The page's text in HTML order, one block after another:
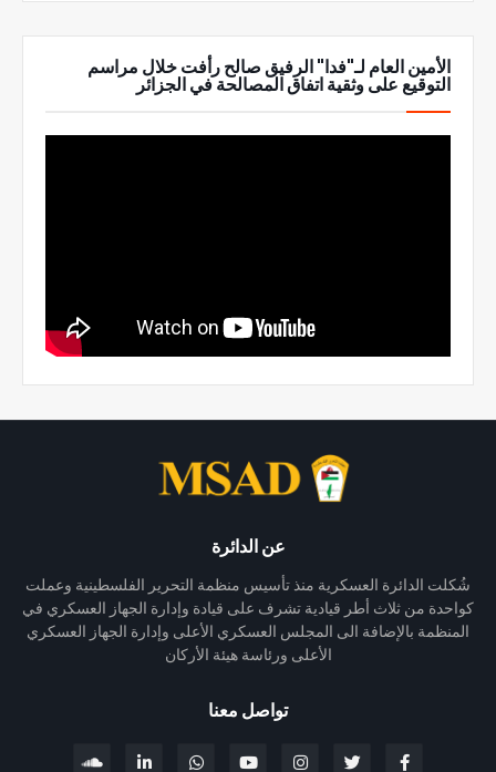
الأمين العام لـ"فدا" الرفيق صالح رأفت خلال مراسم
التوقيع على وثقية اتفاق المصالحة في الجزائر
عن الدائرة
شُكلت الدائرة العسكرية منذ تأسيس منظمة التحرير الفلسطينية وعملت
كواحدة من ثلاث أطر قيادية تشرف على قيادة وإدارة الجهاز العسكري في
المنظمة بالإضافة الى المجلس العسكري الأعلى وإدارة الجهاز العسكري
الأعلى ورئاسة هيئة الأركان
تواصل معنا